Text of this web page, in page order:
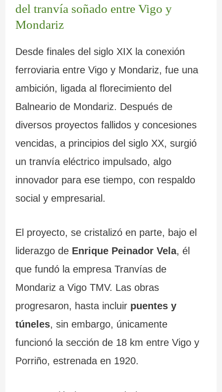
del tranvía soñado entre Vigo y
Mondariz
Desde finales del siglo XIX la conexión
ferroviaria entre Vigo y Mondariz, fue una
ambición, ligada al florecimiento del
Balneario de Mondariz. Después de
diversos proyectos fallidos y concesiones
vencidas, a principios del siglo XX, surgió
un tranvía eléctrico impulsado, algo
innovador para ese tiempo, con respaldo
social y empresarial.
El proyecto, se cristalizó en parte, bajo el
liderazgo deEnrique Peinador Vela, él
que fundó la empresa Tranvías de
Mondariz a Vigo TMV. Las obras
progresaron, hasta incluir puentes y
túneles, sin embargo, únicamente
funcionó la sección de 18 km entre Vigo y
Porriño, estrenada en 1920.